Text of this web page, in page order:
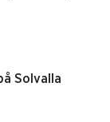
Solvalla